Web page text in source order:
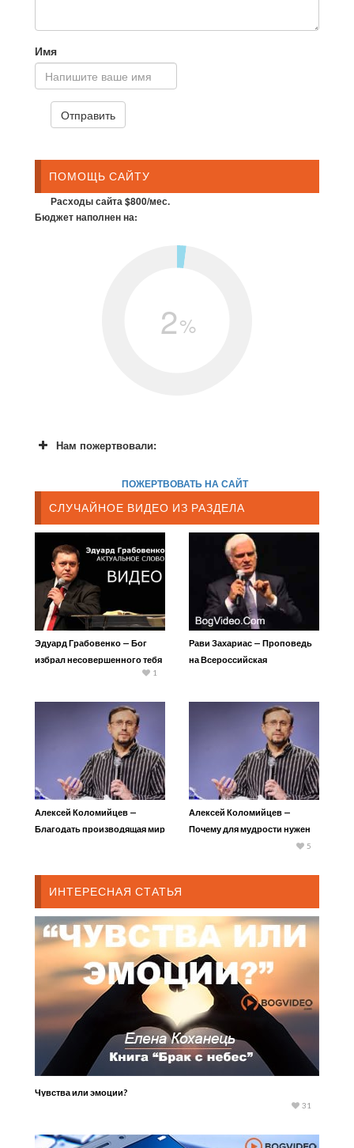
Имя
ПОМОЩЬ САЙТУ
Расходы сайта $800/мес.
Бюджет наполнен на:
2%
Нам пожертвовали:
ПОЖЕРТВОВАТЬ НА САЙТ
СЛУЧАЙНОЕ ВИДЕО ИЗ РАЗДЕЛА
Эдуард Грабовенко — Бог
избрал несовершенного тебя
1
Рави Захариас — Проповедь
на Всероссийская
Алексей Коломийцев —
Благодать производящая мир
Алексей Коломийцев —
Почему для мудрости нужен
5
ИНТЕРЕСНАЯ СТАТЬЯ
Чувства или эмоции?
31